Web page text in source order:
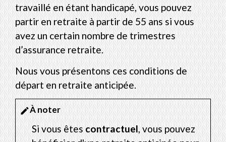
travaillé en étant handicapé, vous pouvez
partir en retraite à partir de 55 ans si vous
avez un certain nombre de trimestres
d’assurance retraite.
Nous vous présentons ces conditions de
départ en retraite anticipée.
editÀ noter
Si vous êtescontractuel, vous pouvez